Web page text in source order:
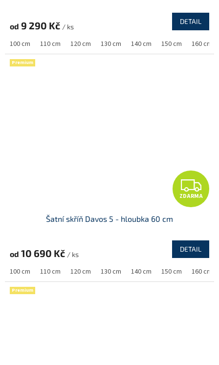
R
M
A
od 9 290 Kč / ks
DETAIL
100 cm 110 cm 120 cm 130 cm 140 cm 150 cm 160 cm
Premium
Z
D
R
M
A
ZDARMA
Šatní skříň Davos 5 - hloubka 60 cm
od 10 690 Kč / ks
DETAIL
100 cm 110 cm 120 cm 130 cm 140 cm 150 cm 160 cm
Premium